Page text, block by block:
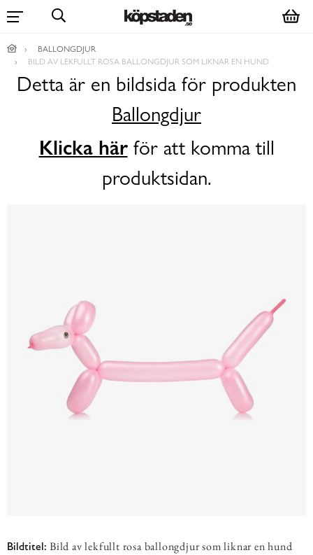
BALLONGDJUR
BILD AV LEKFULLT ROSA BALLONGDJUR SOM LIKNAR EN HUND
Detta är en bildsida för produkten
Ballongdjur
Klicka härför att komma till
produktsidan.
Bildtitel: Bild av lekfullt rosa ballongdjur som liknar en hund